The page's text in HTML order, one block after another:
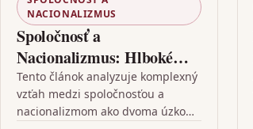
NACIONALIZMUS
Spoločnosť a
Nacionalizmus: Hlboké
Prepojenie
Tento článok analyzuje komplexný
vzťah medzi spoločnosťou a
nacionalizmom ako dvoma úzko